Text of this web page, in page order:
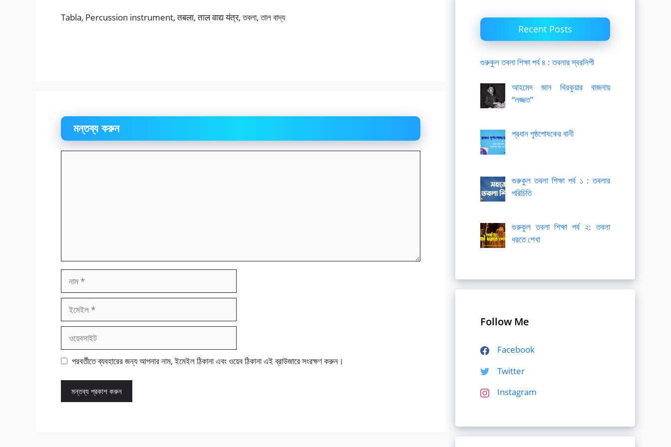
Tabla, Percussion instrument, तबला, ताल वाद्य यंत्र, তবলা, তাল বাদ্য
মন্তব্য করুন
ইমেইল
পরবর্তীতে ব্যবহারের জন্য আপনার নাম, ইমেইল ঠিকানা এবং ওয়েব ঠিকানা এই ব্রাউজারে সংরক্ষণ করুন।
Recent Posts
গুরুকুল তবলা শিক্ষা পর্ব ৪ : তবলার স্বরলিপী
আহমেদ জান থিরকুয়ার বাজনায়
“লজ্জত”
প্রধান পৃষ্ঠপোষকের বানী
গুরুকুল তবলা শিক্ষা পর্ব ১ : তবলার
পরিচিতি
গুরুকুল তবলা শিক্ষা পর্ব ২: তবলা
ধরতে শেখা
Follow Me
Facebook
Twitter
Instagram